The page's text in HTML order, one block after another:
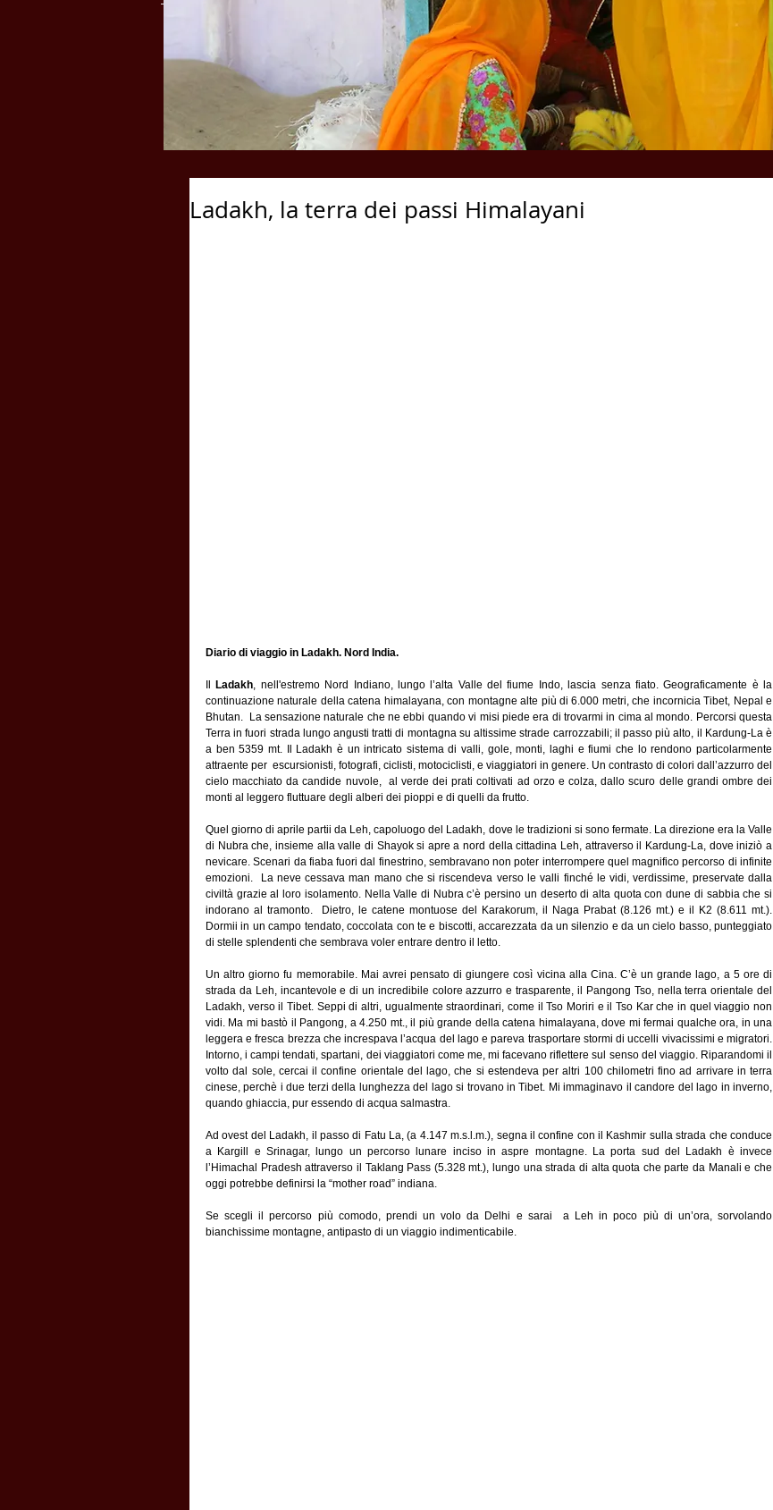
Ladakh, la terra dei passi Himalayani
Diario di viaggio in Ladakh. Nord India.
Il Ladakh , nell'estremo Nord Indiano, lungo l’alta Valle del fiume Indo, lascia senza fiato. Geograficamente è la
continuazione naturale della catena himalayana, con montagne alte più di 6.000 metri, che incornicia Tibet, Nepal e
Bhutan.  La sensazione naturale che ne ebbi quando vi misi piede era di trovarmi in cima al mondo. Percorsi questa
Terra in fuori strada lungo angusti tratti di montagna su altissime strade carrozzabili; il passo più alto, il Kardung-La è
a ben 5359 mt. Il Ladakh è un intricato sistema di valli, gole, monti, laghi e fiumi che lo rendono particolarmente
attraente per  escursionisti, fotografi, ciclisti, motociclisti, e viaggiatori in genere. Un contrasto di colori dall’azzurro del
cielo macchiato da candide nuvole,  al verde dei prati coltivati ad orzo e colza, dallo scuro delle grandi ombre dei
monti al leggero fluttuare degli alberi dei pioppi e di quelli da frutto.
Quel giorno di aprile partii da Leh, capoluogo del Ladakh, dove le tradizioni si sono fermate. La direzione era la Valle
di Nubra che, insieme alla valle di Shayok si apre a nord della cittadina Leh, attraverso il Kardung-La, dove iniziò a
nevicare. Scenari da fiaba fuori dal finestrino, sembravano non poter interrompere quel magnifico percorso di infinite
emozioni.  La neve cessava man mano che si riscendeva verso le valli finché le vidi, verdissime, preservate dalla
civiltà grazie al loro isolamento. Nella Valle di Nubra c’è persino un deserto di alta quota con dune di sabbia che si
indorano al tramonto.  Dietro, le catene montuose del Karakorum, il Naga Prabat (8.126 mt.) e il K2 (8.611 mt.).
Dormii in un campo tendato, coccolata con te e biscotti, accarezzata da un silenzio e da un cielo basso, punteggiato
di stelle splendenti che sembrava voler entrare dentro il letto.
Un altro giorno fu memorabile. Mai avrei pensato di giungere così vicina alla Cina. C’è un grande lago, a 5 ore di
strada da Leh, incantevole e di un incredibile colore azzurro e trasparente, il Pangong Tso, nella terra orientale del
Ladakh, verso il Tibet. Seppi di altri, ugualmente straordinari, come il Tso Moriri e il Tso Kar che in quel viaggio non
vidi. Ma mi bastò il Pangong, a 4.250 mt., il più grande della catena himalayana, dove mi fermai qualche ora, in una
leggera e fresca brezza che increspava l’acqua del lago e pareva trasportare stormi di uccelli vivacissimi e migratori.
Intorno, i campi tendati, spartani, dei viaggiatori come me, mi facevano riflettere sul senso del viaggio. Riparandomi il
volto dal sole, cercai il confine orientale del lago, che si estendeva per altri 100 chilometri fino ad arrivare in terra
cinese, perchè i due terzi della lunghezza del lago si trovano in Tibet. Mi immaginavo il candore del lago in inverno,
quando ghiaccia, pur essendo di acqua salmastra.
Ad ovest del Ladakh, il passo di Fatu La, (a 4.147 m.s.l.m.), segna il confine con il Kashmir sulla strada che conduce
a Kargill e Srinagar, lungo un percorso lunare inciso in aspre montagne. La porta sud del Ladakh è invece
l’Himachal Pradesh attraverso il Taklang Pass (5.328 mt.), lungo una strada di alta quota che parte da Manali e che
oggi potrebbe definirsi la “mother road” indiana.
Se scegli il percorso più comodo, prendi un volo da Delhi e sarai  a Leh in poco più di un’ora, sorvolando
bianchissime montagne, antipasto di un viaggio indimenticabile.